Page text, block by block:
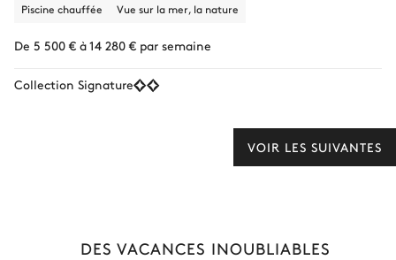
Piscine chauffée Vue sur la mer, la nature
De 5 500 € à 14 280 € par semaine
Collection Signature
VOIR LES SUIVANTES
DES VACANCES INOUBLIABLES